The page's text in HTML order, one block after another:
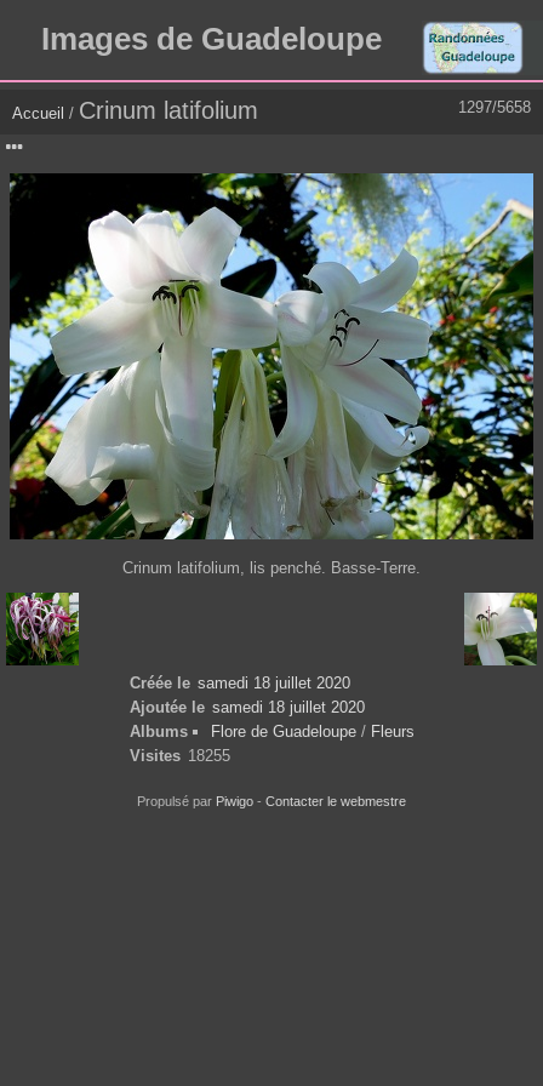
Images de Guadeloupe
1297/5658
Accueil / Crinum latifolium
Crinum latifolium, lis penché. Basse-Terre.
Créée le samedi 18 juillet 2020
Ajoutée le samedi 18 juillet 2020
Albums
Flore de Guadeloupe / Fleurs
Visites 18255
Propulsé par Piwigo - Contacter le webmestre